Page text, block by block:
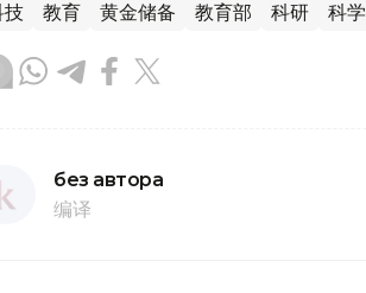
技 教育 黄金储备 教育部 科研 科学
без автора
编译